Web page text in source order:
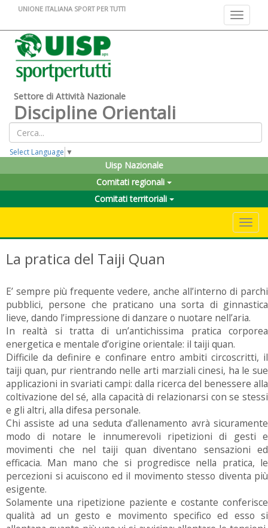
Toggle
UNIONE ITALIANA SPORT PER TUTTI
Settore di Attività Nazionale
Discipline Orientali
Select Language ▼
Uisp Nazionale
Comitati regionali
Comitati territoriali
La pratica del Taiji Quan
E’ sempre più frequente vedere, anche all’interno di parchi
pubblici, persone che praticano una sorta di ginnastica
lieve, dando l’impressione di danzare o nuotare nell’aria.
In realtà si tratta di un’antichissima pratica corporea
energetica e mentale d’origine orientale: il taiji quan.
Difficile da definire e confinare entro ambiti circoscritti, il
taiji quan, pur rientrando nelle arti marziali cinesi, ha le sue
applicazioni in svariati campi: dalla ricerca del benessere alla
coltivazione del sé, alla capacità di relazionarsi con se stessi
e gli altri, alla difesa personale.
Chi assiste ad una seduta d’allenamento avrà sicuramente
modo di notare le innumerevoli ripetizioni di gesti e
movimenti che nel taiji quan diventano sensazioni ed
efficacia. Man mano che si progredisce nella pratica, le
percezioni si acuiscono ed il movimento stesso diventa più
esigente.
Solamente una ripetizione paziente e costante conferisce
qualità ad un gesto e movimento specifico ed esso si